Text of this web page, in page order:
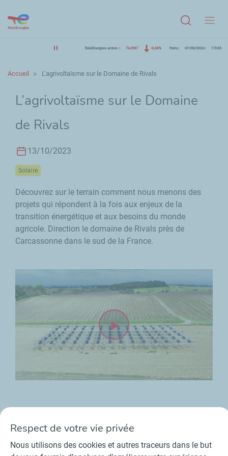
TotalEnergies action 74,09€ -0,60% Paris 07/08/2026 17h55
Accueil L’agrivoltaïsme sur le Domaine de Rivals
L’agrivoltaïsme sur le Domaine
de Rivals
13/10/2023
Solaire
Découvrez sur le terrain comment nous menons des
projets qui répondent à la fois aux enjeux de la
transition énergétique et aux besoins du monde
agricole. Direction le domaine de Rivals près de
Carcassonne dans le sud de la France.
Respect de votre vie privée
Nous utilisons des cookies et autres traceurs dans le but